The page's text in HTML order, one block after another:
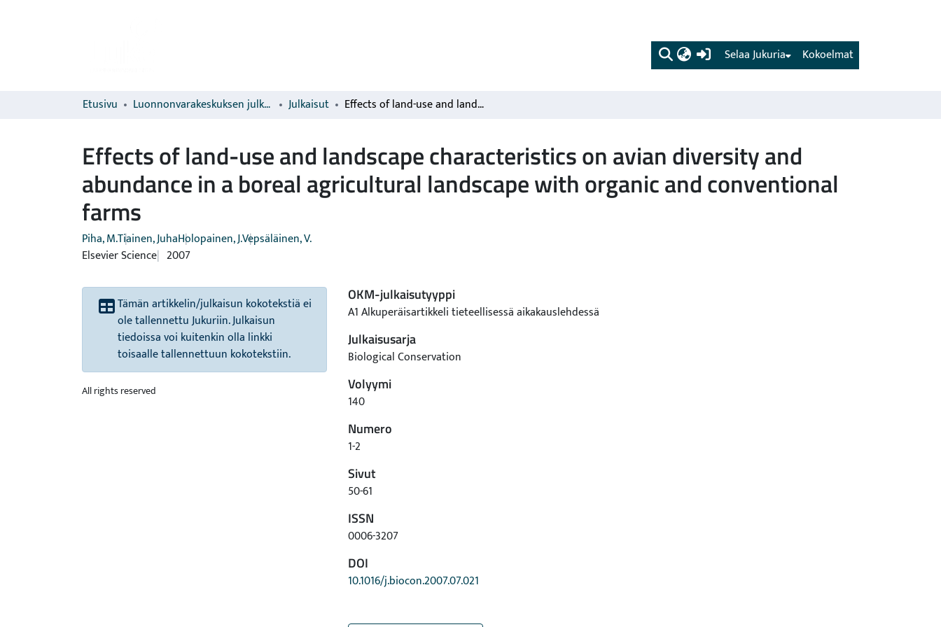
(current) Kokoelmat
Selaa Jukuria
Etusivu Luonnonvarakeskuksen julkaisut Julkaisut Effects of land-use and landscape characteristics on avian diversity and abundance in a boreal agricultural landscape with organic and conventional farms
Effects of land-use and landscape characteristics on avian diversity and
abundance in a boreal agricultural landscape with organic and conventional
farms
Piha, M.Tiainen, JuhaHolopainen, J.Vepsäläinen, V.
Elsevier Science 2007
Tämän artikkelin/julkaisun kokotekstiä ei
ole tallennettu Jukuriin. Julkaisun
tiedoissa voi kuitenkin olla linkki
toisaalle tallennettuun kokotekstiin.
All rights reserved
OKM-julkaisutyyppi
A1 Alkuperäisartikkeli tieteellisessä aikakauslehdessä
Julkaisusarja
Biological Conservation
Volyymi
140
Numero
1-2
Sivut
50-61
ISSN
0006-3207
DOI
10.1016/j.biocon.2007.07.021